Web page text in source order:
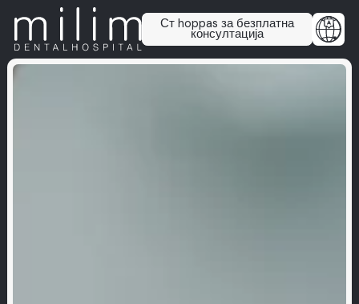
Ст hoppas за безплатна
консултација